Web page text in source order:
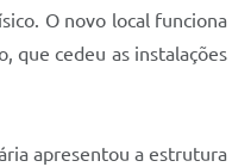
O novo local funciona
que cedeu as instalações
apresentou a estrutura